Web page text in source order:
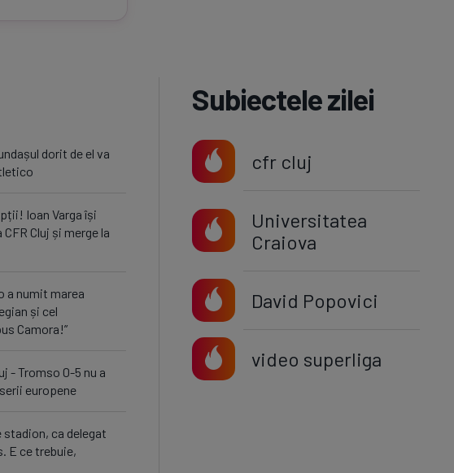
dorit de el va
Ioan Varga își
Cluj și merge la
a numit marea
și cel
Camora!”
- Tromso 0-5 nu a
europene
ca delegat
E ce trebuie,
Subiectele zilei
cfr cluj
Universitatea
Craiova
David Popovici
video superliga